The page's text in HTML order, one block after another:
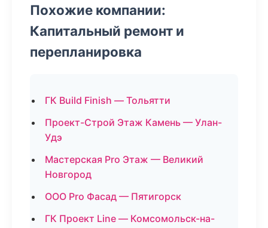
Похожие компании:
Капитальный ремонт и
перепланировка
ГК Build Finish — Тольятти
Проект-Строй Этаж Камень — Улан-
Удэ
Мастерская Pro Этаж — Великий
Новгород
ООО Pro Фасад — Пятигорск
ГК Проект Line — Комсомольск-на-